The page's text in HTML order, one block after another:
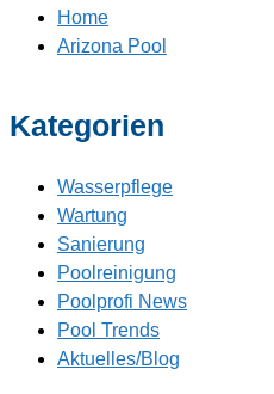
Home
Arizona Pool
Kategorien
Wasserpflege
Wartung
Sanierung
Poolreinigung
Poolprofi News
Pool Trends
Aktuelles/Blog